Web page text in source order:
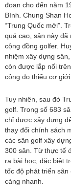
đoạn cho đến năm
Bình. Chung Shan
“Trung Quốc mới”.
quá cao, sân này
cộng đồng golfer.
nhiệm xây dựng
còn được lắp nổi
công do thiếu cơ giới
Tuy nhiên, sau đó
golf. Trong số 683
chỉ được xây dựng
thay đổi chính sách
các sân golf xây
300 sân. Từ thực tế
ra bài học, đặc biệt
tốc độ phát triển
càng nhanh.